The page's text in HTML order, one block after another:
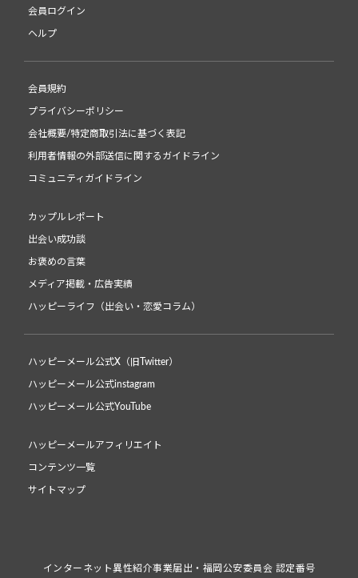
会員ログイン
ヘルプ
会員規約
プライバシーポリシー
会社概要/特定商取引法に基づく表記
利用者情報の外部送信に関するガイドライン
コミュニティガイドライン
カップルレポート
出会い成功談
お褒めの言葉
メディア掲載・広告実績
ハッピーライフ（出会い・恋愛コラム）
ハッピーメール公式X（旧Twitter）
ハッピーメール公式instagram
ハッピーメール公式YouTube
ハッピーメールアフィリエイト
コンテンツ一覧
サイトマップ
インターネット異性紹介事業届出・福岡公安委員会 認定番号